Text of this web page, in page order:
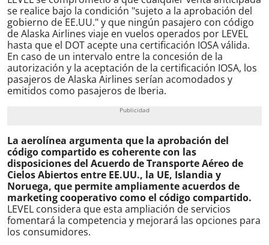
se realice bajo la condición "sujeto a la aprobación del
gobierno de EE.UU." y que ningún pasajero con código
de Alaska Airlines viaje en vuelos operados por LEVEL
hasta que el DOT acepte una certificación IOSA válida.
En caso de un intervalo entre la concesión de la
autorización y la aceptación de la certificación IOSA, los
pasajeros de Alaska Airlines serían acomodados y
emitidos como pasajeros de Iberia.
La aerolínea argumenta que la aprobación del
código compartido es coherente con las
disposiciones del Acuerdo de Transporte Aéreo de
Cielos Abiertos entre EE.UU., la UE, Islandia y
Noruega, que permite ampliamente acuerdos de
marketing cooperativo como el código compartido.
LEVEL considera que esta ampliación de servicios
fomentará la competencia y mejorará las opciones para
los consumidores.